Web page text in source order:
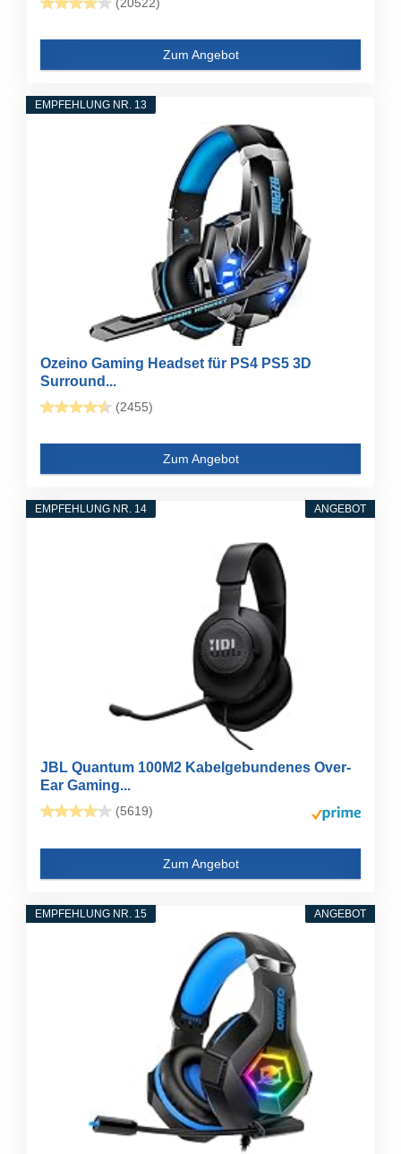
Zum Angebot
EMPFEHLUNG NR. 13
Ozeino Gaming Headset für PS4 PS5 3D
Surround...
(2455)
Zum Angebot
ANGEBOT
EMPFEHLUNG NR. 14
JBL Quantum 100M2 Kabelgebundenes Over-
Ear Gaming...
(5619)
Zum Angebot
ANGEBOT
EMPFEHLUNG NR. 15